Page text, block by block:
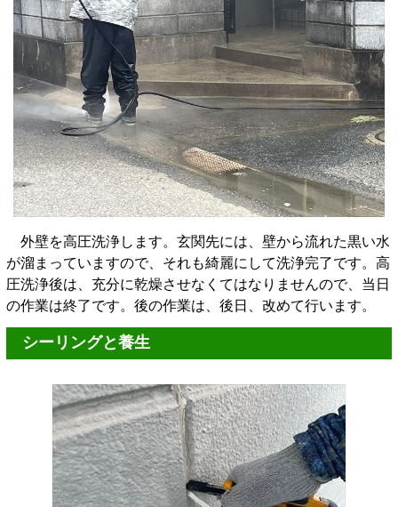
外壁を高圧洗浄します。玄関先には、壁から流れた黒い水
が溜まっていますので、それも綺麗にして洗浄完了です。高
圧洗浄後は、充分に乾燥させなくてはなりませんので、当日
の作業は終了です。後の作業は、後日、改めて行います。
シーリングと養生